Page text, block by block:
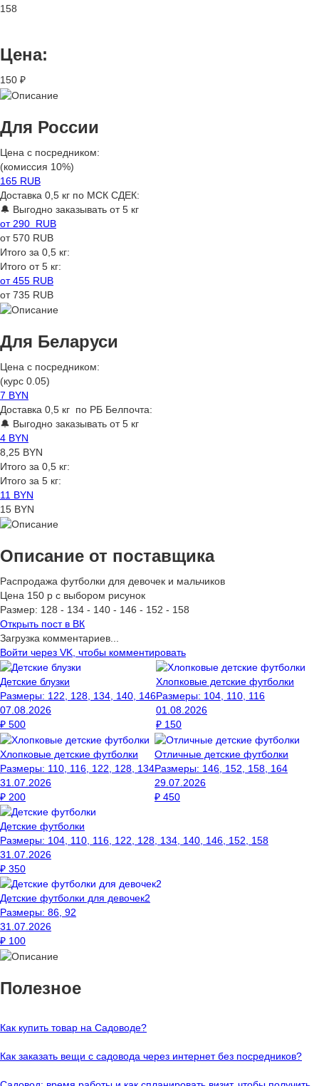
158
Цена:
150 ₽
Для России
Цена с посредником:
(комиссия 10%)
165 RUB
Доставка 0,5 кг по МСК СДЕК:
🔔 Выгодно заказывать от 5 кг
от 290 RUB
от 570 RUB
Итого за 0,5 кг:
Итого от 5 кг:
от 455 RUB
от 735 RUB
Для Беларуси
Цена с посредником:
(курс 0.05)
7 BYN
Доставка 0,5 кг по РБ Белпочта:
🔔 Выгодно заказывать от 5 кг
4 BYN
8,25 BYN
Итого за 0,5 кг:
Итого за 5 кг:
11 BYN
15 BYN
Описание от поставщика
Распродажа футболки для девочек и мальчиков
Цена 150 p с выбором рисунок
Размер: 128 - 134 - 140 - 146 - 152 - 158
Открыть пост в ВК
Загрузка комментариев...
Войти через VK, чтобы комментировать
Детские блузки
Размеры: 122, 128, 134, 140, 146
07.08.2026
₽ 500
Хлопковые детские футболки
Размеры: 104, 110, 116
01.08.2026
₽ 150
Хлопковые детские футболки
Размеры: 110, 116, 122, 128, 134
31.07.2026
₽ 200
Отличные детские футболки
Размеры: 146, 152, 158, 164
29.07.2026
₽ 450
Детские футболки
Размеры: 104, 110, 116, 122, 128, 134, 140, 146, 152, 158
31.07.2026
₽ 350
Детские футболки для девочек2
Размеры: 86, 92
31.07.2026
₽ 100
Полезное
Как купить товар на Cадоводе?
Как заказать вещи с садовода через интернет без посредников?